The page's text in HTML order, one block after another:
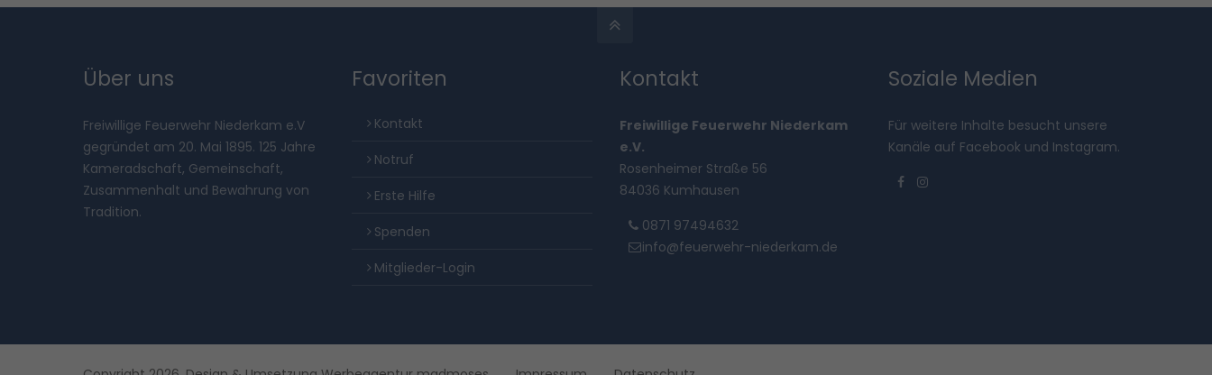
Über uns
Freiwillige Feuerwehr Niederkam e.V
gegründet am 20. Mai 1895. 125 Jahre
Kameradschaft, Gemeinschaft,
Zusammenhalt und Bewahrung von
Tradition.
Favoriten
Kontakt
Notruf
Erste Hilfe
Spenden
Mitglieder-Login
Kontakt
Freiwillige Feuerwehr Niederkam
e.V.
Rosenheimer Straße 56
84036 Kumhausen
0871 97494632
info@feuerwehr-niederkam.de
Soziale Medien
Für weitere Inhalte besucht unsere
Kanäle auf Facebook und Instagram.